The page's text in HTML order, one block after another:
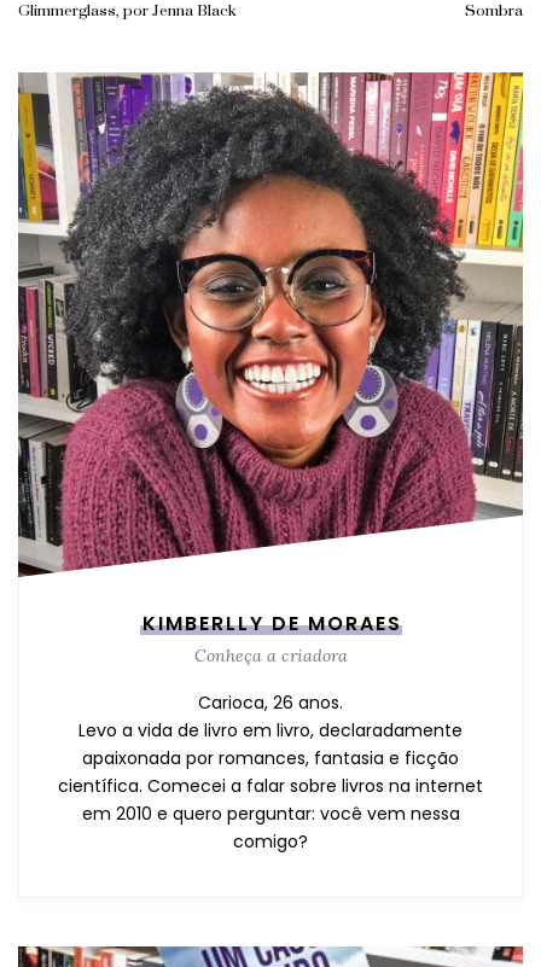
Glimmerglass, por Jenna Black Sombra
KIMBERLLY DE MORAES
Conheça a criadora
Carioca, 26 anos.
Levo a vida de livro em livro, declaradamente
apaixonada por romances, fantasia e ficção
científica. Comecei a falar sobre livros na internet
em 2010 e quero perguntar: você vem nessa
comigo?